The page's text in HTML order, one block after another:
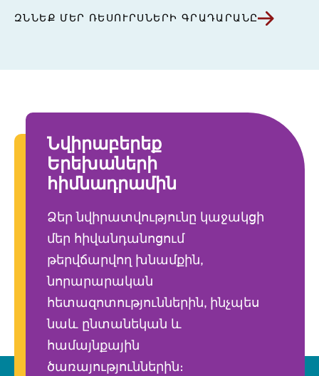
ԶՆՆԵՔ ՄԵՐ ՌԵՍՈՒՐՍՆԵՐԻ ԳՐԱԴԱՐԱՆԸ
Նվիրաբերեք
Երեխաների
հիմնադրամին
Ձեր նվիրատվությունը կաջակցի
մեր հիվանդանոցում
թերվճարվող խնամքին,
նորարարական
հետազոտություններին, ինչպես
նաև ընտանեկան և
համայնքային
ծառայություններին։